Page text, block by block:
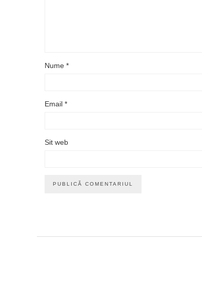
Nume *
Email *
Sit web